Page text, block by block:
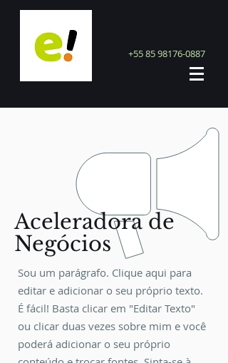
+55 85 98176-0887
Aceleradora de
Negócios
Sou um parágrafo. Clique aqui para
editar e adicionar o seu próprio texto.
É fácil! Basta clicar em "Editar Texto"
ou clicar duas vezes sobre mim e você
poderá adicionar o seu próprio